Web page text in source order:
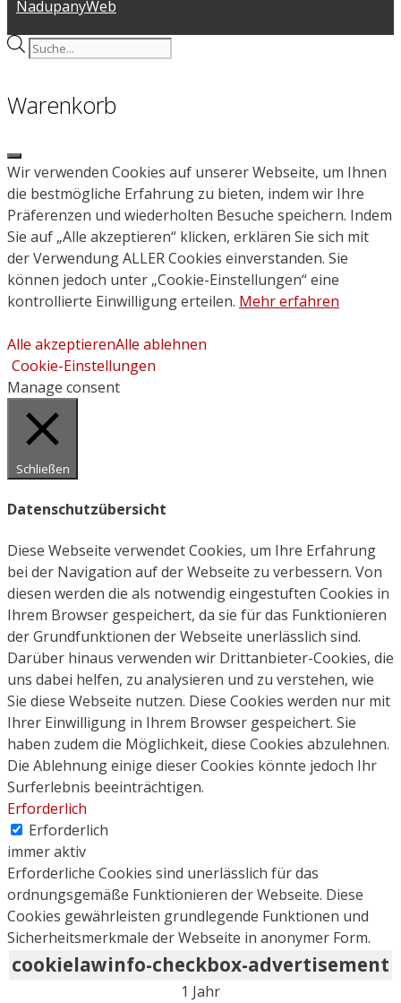
NadupanyWeb
Products
Warenkorb
Close
Wir verwenden Cookies auf unserer Webseite, um Ihnen
die bestmögliche Erfahrung zu bieten, indem wir Ihre
Präferenzen und wiederholten Besuche speichern. Indem
Sie auf „Alle akzeptieren“ klicken, erklären Sie sich mit
der Verwendung ALLER Cookies einverstanden. Sie
können jedoch unter „Cookie-Einstellungen“ eine
kontrollierte Einwilligung erteilen. Mehr erfahren
Alle akzeptierenAlle ablehnen
Cookie-Einstellungen
Manage consent
Schließen
Datenschutzübersicht
Diese Webseite verwendet Cookies, um Ihre Erfahrung
bei der Navigation auf der Webseite zu verbessern. Von
diesen werden die als notwendig eingestuften Cookies in
Ihrem Browser gespeichert, da sie für das Funktionieren
der Grundfunktionen der Webseite unerlässlich sind.
Darüber hinaus verwenden wir Drittanbieter-Cookies, die
uns dabei helfen, zu analysieren und zu verstehen, wie
Sie diese Webseite nutzen. Diese Cookies werden nur mit
Ihrer Einwilligung in Ihrem Browser gespeichert. Sie
haben zudem die Möglichkeit, diese Cookies abzulehnen.
Die Ablehnung einige dieser Cookies könnte jedoch Ihr
Surferlebnis beeinträchtigen.
Erforderlich
Erforderlich
immer aktiv
Erforderliche Cookies sind unerlässlich für das
ordnungsgemäße Funktionieren der Webseite. Diese
Cookies gewährleisten grundlegende Funktionen und
Sicherheitsmerkmale der Webseite in anonymer Form.
cookielawinfo-checkbox-advertisement
1 Jahr